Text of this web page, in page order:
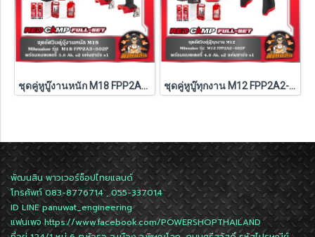
ชุดคู่หูบู๊งานหนัก M18 FPP2A3-502P Milwaukee (Q3) ชุดคู่หูบู๊ทุกงาน M12 FPP2A2-402P Milwaukee (Q3)
พัฒนสิน พาวเวอร์ช็อปไทยแลนด์
โทรศัพท์ 083-8776714 , 055-337014
ID LINEpanuwat_engineering
แฟนเพจhttps://www.facebook.com/POWERSHOPTHAILAND